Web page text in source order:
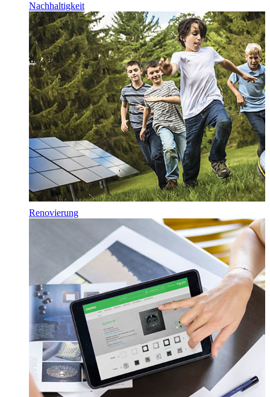
Nachhaltigkeit
Renovierung